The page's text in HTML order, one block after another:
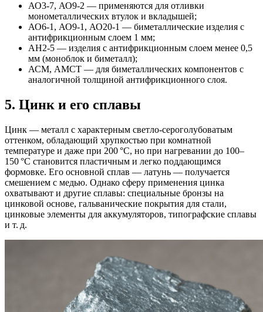
АО3-7, АО9-2 — применяются для отливки
монометаллических втулок и вкладышей;
АО6-1, АО9-1, АО20-1 — биметаллические изделия с
антифрикционным слоем 1 мм;
АН2-5 — изделия с антифрикционным слоем менее 0,5
мм (моноблок и биметалл);
АСМ, АМСТ — для биметаллических компонентов с
аналогичной толщиной антифрикционного слоя.
5. Цинк и его сплавы
Цинк — металл с характерным светло-сероголубоватым
оттенком, обладающий хрупкостью при комнатной
температуре и даже при 200 °C, но при нагревании до 100–
150 °C становится пластичным и легко поддающимся
формовке. Его основной сплав — латунь — получается
смешением с медью. Однако сферу применения цинка
охватывают и другие сплавы: специальные бронзы на
цинковой основе, гальванические покрытия для стали,
цинковые элементы для аккумуляторов, типографские сплавы
и т. д.